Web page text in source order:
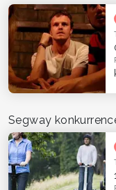
Segway